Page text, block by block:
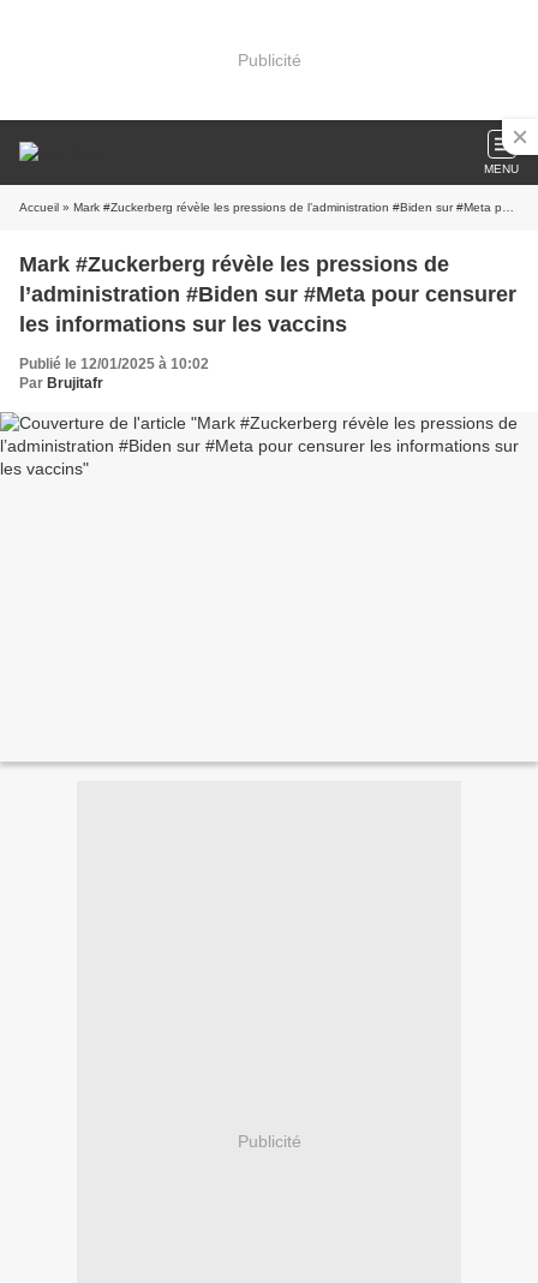
Publicité
MENU
Accueil » Mark #Zuckerberg révèle les pressions de l’administration #Biden sur #Meta pour censurer les informations sur les vaccins
Mark #Zuckerberg révèle les pressions de
l’administration #Biden sur #Meta pour censurer
les informations sur les vaccins
Publié le 12/01/2025 à 10:02
Par Brujitafr
Publicité